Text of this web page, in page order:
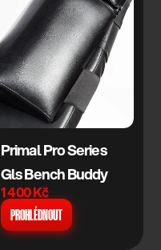
Primal Pro Series
Gls Bench Buddy
1 400 Kč
PROHLÉDNOUT